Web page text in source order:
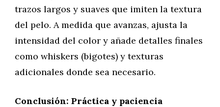
trazos largos y suaves que imiten la textura
del pelo. A medida que avanzas, ajusta la
intensidad del color y añade detalles finales
como whiskers (bigotes) y texturas
adicionales donde sea necesario.
Conclusión: Práctica y paciencia